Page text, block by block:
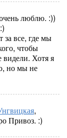
люблю. :))
за все, где мы
чтобы
видели. Хотя я
но мы не
,
Привоз. :)